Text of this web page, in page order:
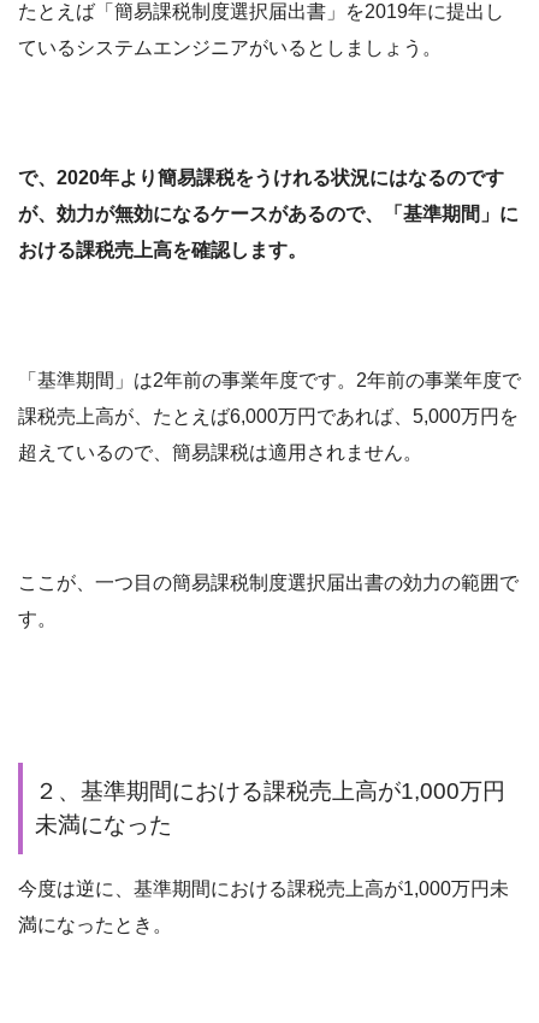
たとえば「簡易課税制度選択届出書」を2019年に提出し
ているシステムエンジニアがいるとしましょう。
で、2020年より簡易課税をうけれる状況にはなるのです
が、効力が無効になるケースがあるので、「基準期間」に
おける課税売上高を確認します。
「基準期間」は2年前の事業年度です。2年前の事業年度で
課税売上高が、たとえば6,000万円であれば、5,000万円を
超えているので、簡易課税は適用されません。
ここが、一つ目の簡易課税制度選択届出書の効力の範囲で
す。
２、基準期間における課税売上高が1,000万円
未満になった
今度は逆に、基準期間における課税売上高が1,000万円未
満になったとき。